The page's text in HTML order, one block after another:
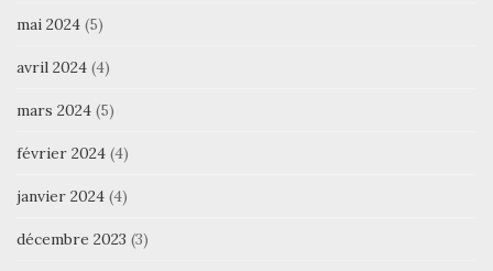
mai 2024 (5)
avril 2024 (4)
mars 2024 (5)
février 2024 (4)
janvier 2024 (4)
décembre 2023 (3)